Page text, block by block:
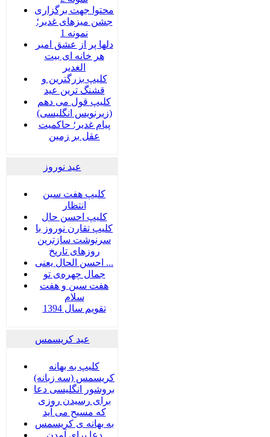
محتوا جهت برگزاری
جشن میزهای غدیر؛
نمونه 1
دلها پر از عشق امیر
هر خانه ای بیت
الغدیر
کلیپ بزرگترین و
قشنگ ترین عید
کلیپ قول می دهم
(زیرنویس انگلیسی)
پیام غدیر؛ حاکمیت
عقل بر زمین
عید نوروز
کلیپ هفت سین
انتظار
کلیپ احسن حال
کلیپ تقارن نوروز با
سرنوشت سازترین
روزهای تاریخ
احسن الحال یعنی ...
جمال چهره‌ی تو
هفت سين و هفت
سلام
تقویم سال 1394
عید کریسمس
کلیپ به بهانه
کریسمس (سه زبانه)
بروشور انگلیسی دعا
برای رسیدن روزی
که مسیح می آید
به بهانه ی کریسمس
دعا برای آمدن